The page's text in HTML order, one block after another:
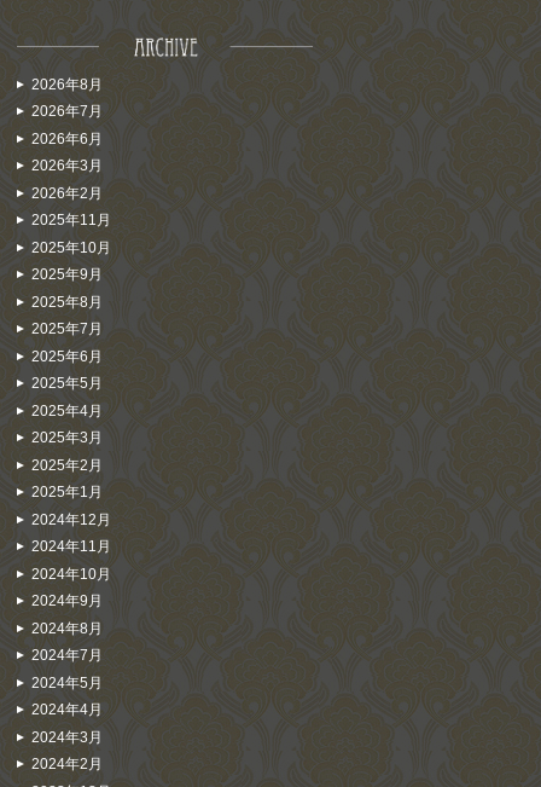
2026年8月
2026年7月
2026年6月
2026年3月
2026年2月
2025年11月
2025年10月
2025年9月
2025年8月
2025年7月
2025年6月
2025年5月
2025年4月
2025年3月
2025年2月
2025年1月
2024年12月
2024年11月
2024年10月
2024年9月
2024年8月
2024年7月
2024年5月
2024年4月
2024年3月
2024年2月